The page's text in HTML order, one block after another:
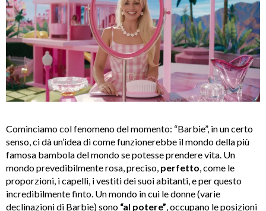
Cominciamo col fenomeno del momento: “Barbie”, in un certo
senso, ci dà un’idea di come funzionerebbe il mondo della più
famosa bambola del mondo se potesse prendere vita. Un
mondo prevedibilmente rosa, preciso, perfetto , come le
proporzioni, i capelli, i vestiti dei suoi abitanti, e per questo
incredibilmente finto. Un mondo in cui le donne (varie
declinazioni di Barbie) sono “al potere” , occupano le posizioni